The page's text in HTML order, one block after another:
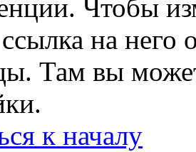
Чтобы
на него
Там вы
к началу